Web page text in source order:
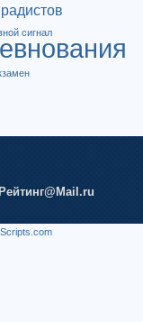
сигнал